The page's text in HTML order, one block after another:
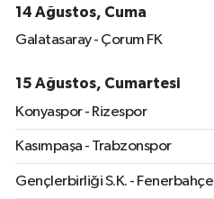
14 Ağustos, Cuma
Galatasaray - Çorum FK
15 Ağustos, Cumartesi
Konyaspor - Rizespor
Kasımpaşa - Trabzonspor
Gençlerbirliği S.K. - Fenerbahçe